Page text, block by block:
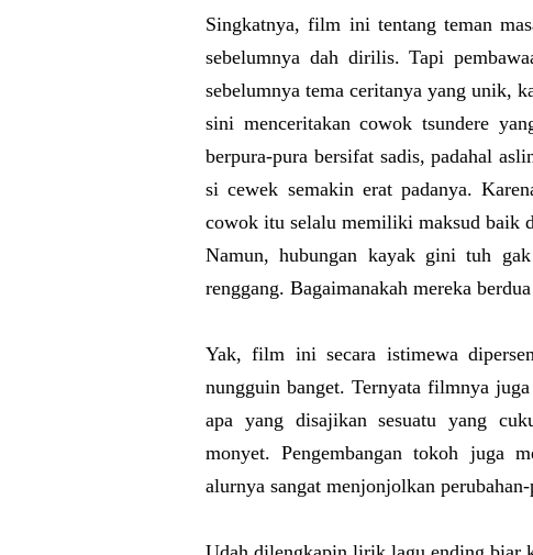
Singkatnya, film ini tentang teman
sebelumnya dah dirilis. Tapi
sebelumnya tema ceritanya yang unik,
sini menceritakan cowok tsundere
berpura-pura bersifat sadis, padahal
si cewek semakin erat padanya.
cowok itu selalu memiliki maksud baik
Namun, hubungan kayak gini tuh
renggang. Bagaimanakah mereka
Yak, film ini secara istimewa
nungguin banget. Ternyata filmnya
apa yang disajikan sesuatu yang
monyet. Pengembangan tokoh juga
alurnya sangat menjonjolkan